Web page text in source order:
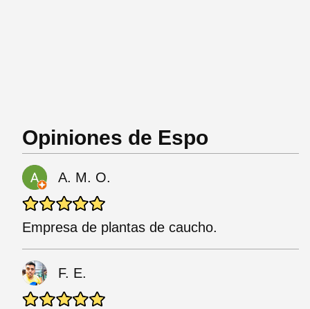
Opiniones de Espo
A. M. O.
Empresa de plantas de caucho.
F. E.